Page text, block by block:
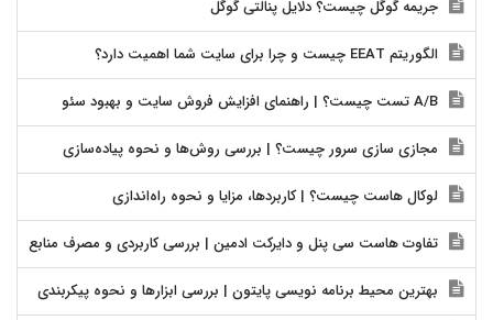
جریمه گوگل چیست؟ دلایل پنالتی گوگل
الگوریتم EEAT چیست و چرا برای سایت شما اهمیت دارد؟
مجازی سازی سرور چیست؟ | بررسی روش‌ها و نحوه پیاده‌سازی
لوکال هاست چیست؟ | کاربردها، مزایا و نحوه راه‌اندازی
تفاوت هاست سی پنل و دایرکت ادمین | بررسی کاربردی و مصرف منابع
بهترین محیط برنامه نویسی پایتون | بررسی ابزارها و نحوه پیکربندی